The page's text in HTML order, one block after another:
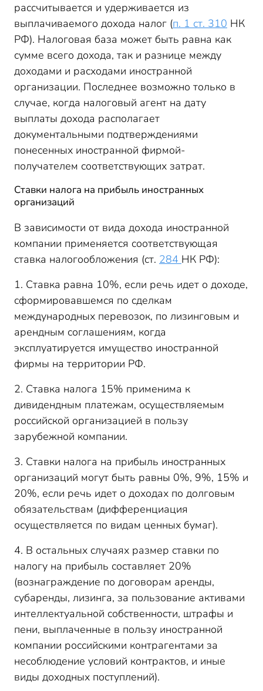
рассчитывается и удерживается из
выплачиваемого дохода налог (п. 1 ст. 310 НК
РФ). Налоговая база может быть равна как
сумме всего дохода, так и разнице между
доходами и расходами иностранной
организации. Последнее возможно только в
случае, когда налоговый агент на дату
выплаты дохода располагает
документальными подтверждениями
понесенных иностранной фирмой-
получателем соответствующих затрат.
Ставки налога на прибыль иностранных
организаций
В зависимости от вида дохода иностранной
компании применяется соответствующая
ставка налогообложения (ст. 284 НК РФ):
1. Ставка равна 10%, если речь идет о доходе,
сформировавшемся по сделкам
международных перевозок, по лизинговым и
арендным соглашениям, когда
эксплуатируется имущество иностранной
фирмы на территории РФ.
2. Ставка налога 15% применима к
дивидендным платежам, осуществляемым
российской организацией в пользу
зарубежной компании.
3. Ставки налога на прибыль иностранных
организаций могут быть равны 0%, 9%, 15% и
20%, если речь идет о доходах по долговым
обязательствам (дифференциация
осуществляется по видам ценных бумаг).
4. В остальных случаях размер ставки по
налогу на прибыль составляет 20%
(вознаграждение по договорам аренды,
субаренды, лизинга, за пользование активами
интеллектуальной собственности, штрафы и
пени, выплаченные в пользу иностранной
компании российскими контрагентами за
несоблюдение условий контрактов, и иные
виды доходных поступлений).